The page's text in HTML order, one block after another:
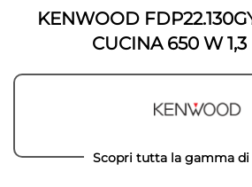
immagini
KENWOOD
CUCINA 650 W
Scopri tutta la gamma